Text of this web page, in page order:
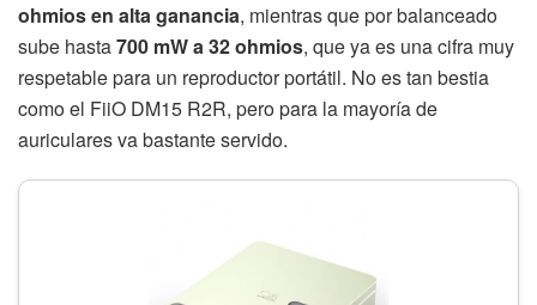
ohmios en alta ganancia, mientras que por balanceado
sube hasta700 mW a 32 ohmios, que ya es una cifra muy
respetable para un reproductor portátil. No es tan bestia
como el FiiO DM15 R2R, pero para la mayoría de
auriculares va bastante servido.